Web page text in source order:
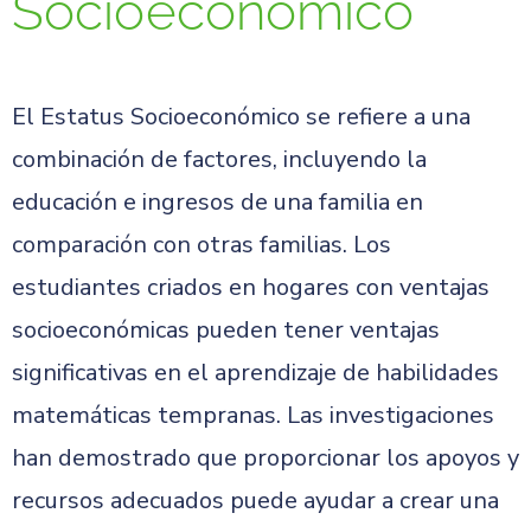
El Estatus Socioeconómico se refiere a una
combinación de factores, incluyendo la
educación e ingresos de una familia en
comparación con otras familias. Los
estudiantes criados en hogares con ventajas
socioeconómicas pueden tener ventajas
significativas en el aprendizaje de habilidades
matemáticas tempranas. Las investigaciones
han demostrado que proporcionar los apoyos y
recursos adecuados puede ayudar a crear una